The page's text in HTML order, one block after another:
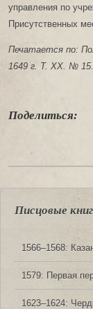
управления по
Присутственных
Печатается по:
1649 г. Т. XX. №
Поделиться:
Писцовые
1566‒1568:
1579: Первая
1623‒1624: